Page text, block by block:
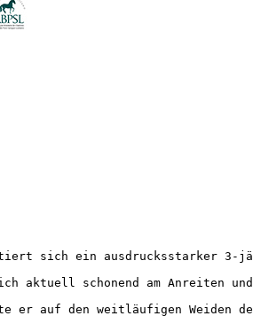
sich ein ausdrucksstarker 3-
aktuell schonend am Anreiten
er auf den weitläufigen Weiden